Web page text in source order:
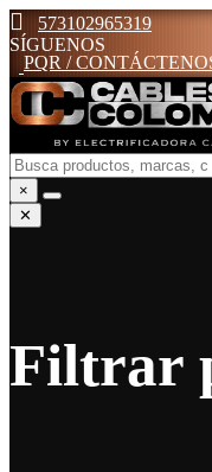
573102965319
SÍGUENOS
PQR /
×
✕
Filtrar